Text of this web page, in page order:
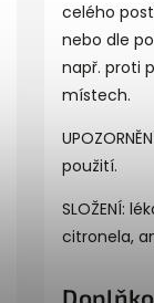
celého
nebo dle
např. proti
místech.
použití.
SLOŽENÍ:
citronela,